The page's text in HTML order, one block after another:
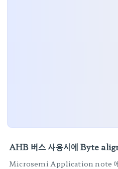
AHB 버스 사용시에 Byte
Microsemi Application note 에